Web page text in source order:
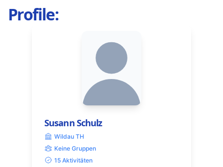
Profile:
Susann Schulz
Wildau TH
Keine Gruppen
15 Aktivitäten